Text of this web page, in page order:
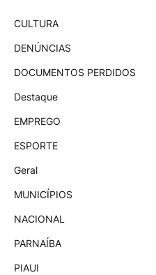
CULTURA
DENÚNCIAS
DOCUMENTOS PERDIDOS
Destaque
EMPREGO
ESPORTE
Geral
MUNICÍPIOS
NACIONAL
PARNAÍBA
PIAUI